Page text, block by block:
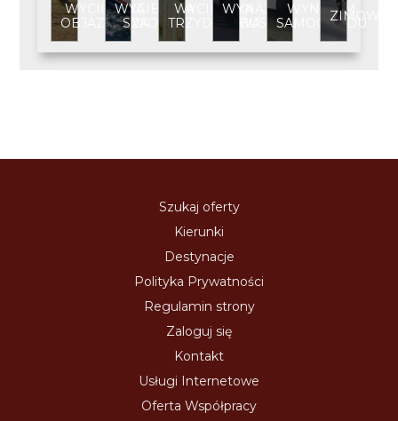
WYCIECZKA
OBJAZDOWA
WYCIECZKA
SZKOLNA
WYCIECZKA
TRZYDNIOWA
WYNAJEMWYNAJEM
SAMOCHODU
Szukaj oferty
Kierunki
Destynacje
Polityka Prywatności
Regulamin strony
Zaloguj się
Kontakt
Usługi Internetowe
Oferta Współpracy